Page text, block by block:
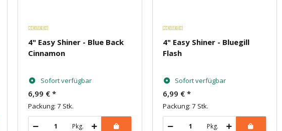
4" Easy Shiner - Blue Back
Cinnamon
Sofort verfügbar
6,99 €*
Packung: 7 Stk.
Pkg.
4" Easy Shiner - Bluegill
Flash
Sofort verfügbar
6,99 €*
Packung: 7 Stk.
Pkg.